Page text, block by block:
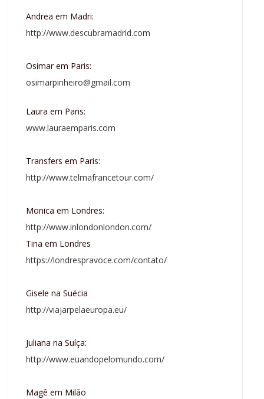
Andrea em Madri:
http://www.descubramadrid.com
Osimar em Paris:
osimarpinheiro@gmail.com
Laura em Paris:
www.lauraemparis.com
Transfers em Paris:
http://www.telmafrancetour.com/
Monica em Londres:
http://www.inlondonlondon.com/
Tina em Londres
https://londrespravoce.com/contato/
Gisele na Suécia
http://viajarpelaeuropa.eu/
Juliana na Suíça:
http://www.euandopelomundo.com/
Magê em Milão